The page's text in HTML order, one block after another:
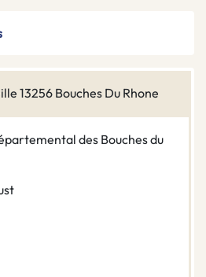
13256 Bouches Du Rhone
des Bouches du